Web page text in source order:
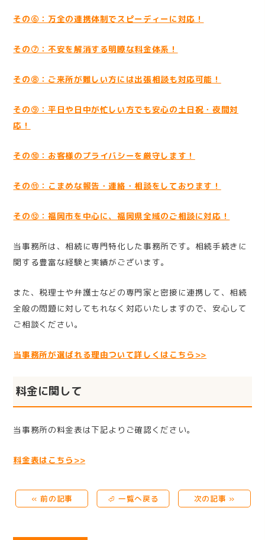
その⑥：万全の連携体制でスピーディーに対応！
その⑦：不安を解消する明瞭な料金体系！
その⑧：ご来所が難しい方には出張相談も対応可能！
その⑨：平日や日中が忙しい方でも安心の土日祝・夜間対
応！
その⑩：お客様のプライバシーを厳守します！
その⑪：こまめな報告・連絡・相談をしております！
その⑫：福岡市を中心に、福岡県全域のご相談に対応！
当事務所は、相続に専門特化した事務所です。相続手続きに
関する豊富な経験と実績がございます。
また、税理士や弁護士などの専門家と密接に連携して、相続
全般の問題に対してもれなく対応いたしますので、安心して
ご相談ください。
当事務所が選ばれる理由ついて詳しくはこちら>>
料金に関して
当事務所の料金表は下記よりご確認ください。
料金表はこちら>>
« 前の記事 ⏎ 一覧へ戻る 次の記事 »